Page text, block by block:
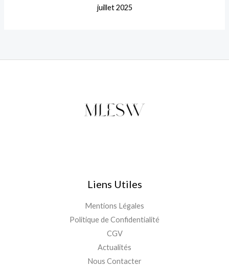
juillet 2025
Liens Utiles
Mentions Légales
Politique de Confidentialité
CGV
Actualités
Nous Contacter